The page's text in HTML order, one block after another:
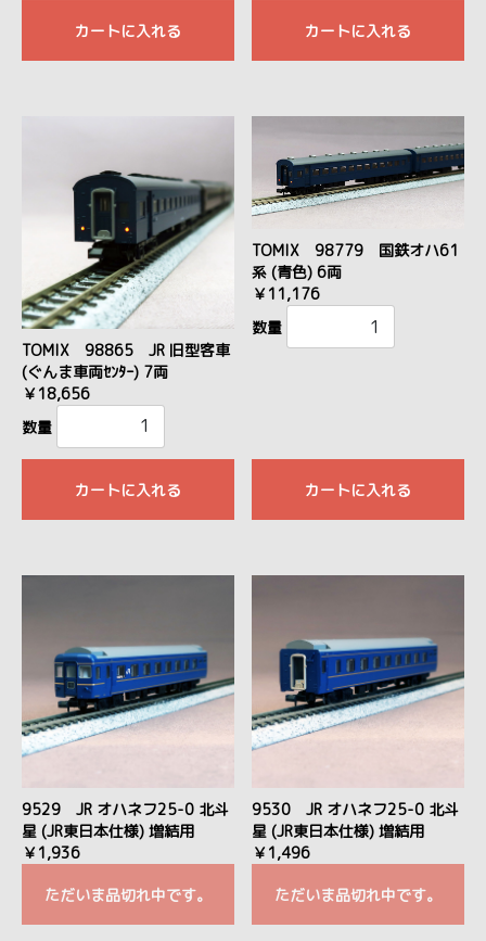
カートに入れる カートに入れる
TOMIX 98865 JR 旧型客車
(ぐんま車両ｾﾝﾀｰ) 7両
￥18,656
数量
カートに入れる
TOMIX 98779 国鉄オハ61
系 (青色) 6両
￥11,176
数量
カートに入れる
9529 JR オハネフ25-0 北斗
星 (JR東日本仕様) 増結用
￥1,936
ただいま品切れ中です。
9530 JR オハネフ25-0 北斗
星 (JR東日本仕様) 増結用
￥1,496
ただいま品切れ中です。